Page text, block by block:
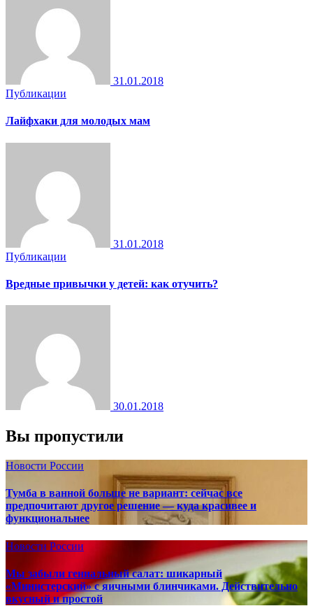
31.01.2018
Публикации
Лайфхаки для молодых мам
31.01.2018
Публикации
Вредные привычки у детей: как отучить?
30.01.2018
Вы пропустили
Новости России
Тумба в ванной больше не вариант: сейчас все
предпочитают другое решение — куда красивее и
функциональнее
Новости России
Мы забыли гениальный салат: шикарный
«Министерский» с яичными блинчиками. Действительно
вкусный и простой